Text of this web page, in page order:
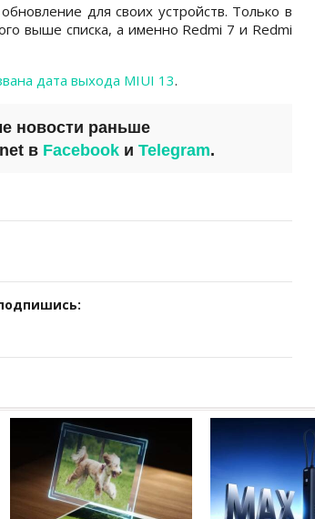
для своих устройств. Только в
выше списка, а именно Redmi 7 и Redmi
дата выхода MIUI 13.
новости раньше
в Facebook и Telegram.